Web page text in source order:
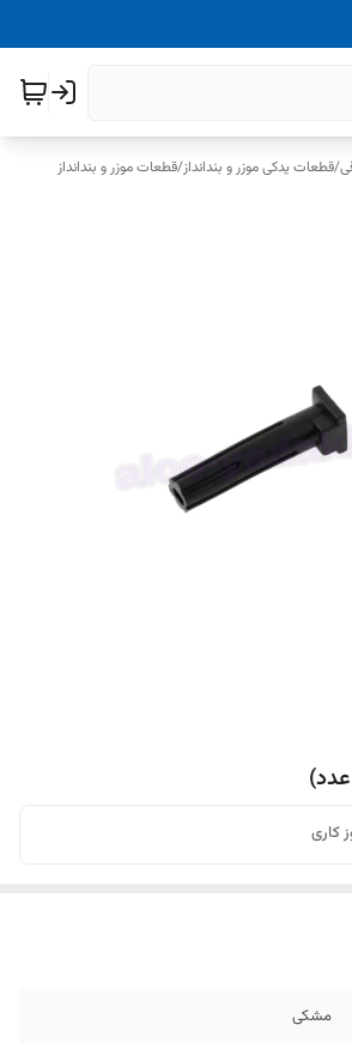
/قطعات یدکی موزر و بندانداز/قطعات موزر و بندانداز
کاری
مشکی